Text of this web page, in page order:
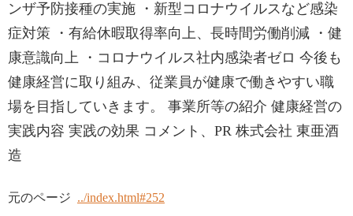
ンザ予防接種の実施 ・新型コロナウイルスなど感染
症対策 ・有給休暇取得率向上、長時間労働削減 ・健
康意識向上 ・コロナウイルス社内感染者ゼロ 今後も
健康経営に取り組み、従業員が健康で働きやすい職
場を目指していきます。 事業所等の紹介 健康経営の
実践内容 実践の効果 コメント、PR 株式会社 東亜酒
造
元のページ ../index.html#252